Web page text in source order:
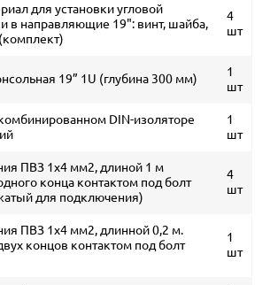
для установки угловой
в направляющие 19": винт, шайба,
4
шт
19” 1U (глубина 300 мм)
1
шт
DIN-изоляторе
1
шт
ПВЗ 1х4 мм2, длиной 1 м
конца контактом под болт
для подключения)
4
шт
ПВЗ 1х4 мм2, длинной 0,2 м.
концов контактом под болт
1
шт